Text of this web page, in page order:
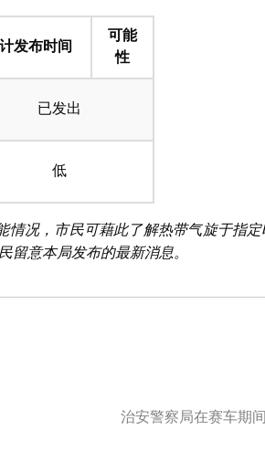
发布时间
可能
性
已发出
低
情况，市民可藉此了解热带气旋于指
留意本局发布的最新消息。
治安警察局在赛车期